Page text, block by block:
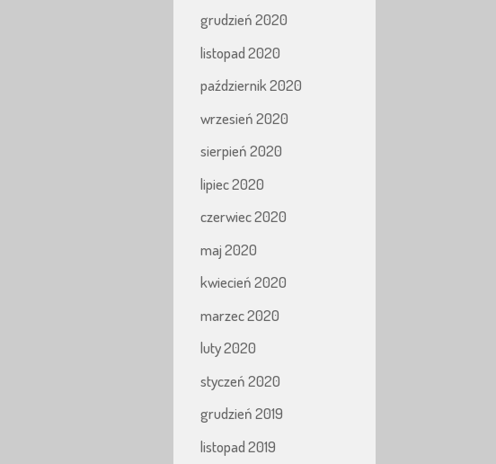
grudzień 2020
listopad 2020
październik 2020
wrzesień 2020
sierpień 2020
lipiec 2020
czerwiec 2020
maj 2020
kwiecień 2020
marzec 2020
luty 2020
styczeń 2020
grudzień 2019
listopad 2019